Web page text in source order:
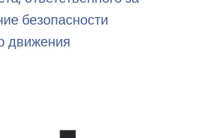
безопасности
движения